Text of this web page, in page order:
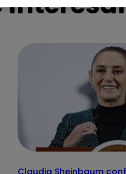
Claudia Sheinbaum